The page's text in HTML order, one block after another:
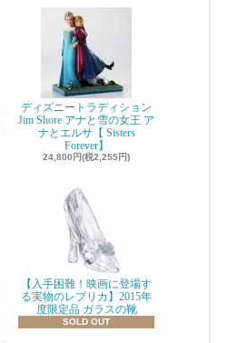
ディズニートラディション
Jim Shore アナと雪の女王 ア
ナとエルサ【 Sisters
Forever】
24,800円(税2,255円)
【入手困難！映画に登場す
る実物のレプリカ】2015年
度限定品 ガラスの靴
SOLD OUT